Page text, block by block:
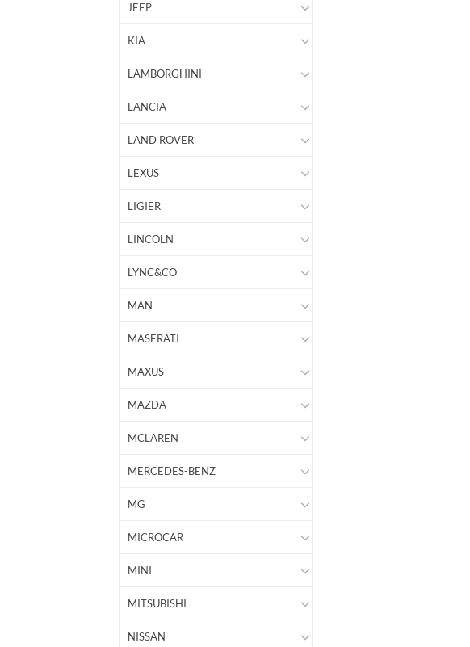
JEEP
KIA
LAMBORGHINI
LANCIA
LAND ROVER
LEXUS
LIGIER
LINCOLN
LYNC&CO
MAN
MASERATI
MAXUS
MAZDA
MCLAREN
MERCEDES-BENZ
MG
MICROCAR
MINI
MITSUBISHI
NISSAN